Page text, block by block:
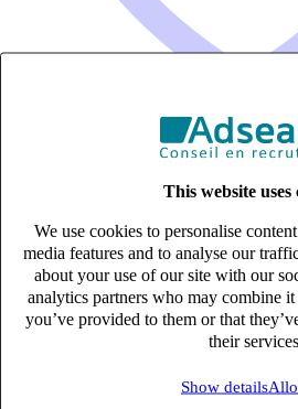
This website uses
We use cookies to personalise
media features and to analyse our
about your use of our site with our
analytics partners who may combine
you’ve provided to them or that
their services.
Show details
70k – 80k €
Marlenheim, Bas-Rhin (67520)
Published on 08/08/2026
Audit & Expertise Comptable